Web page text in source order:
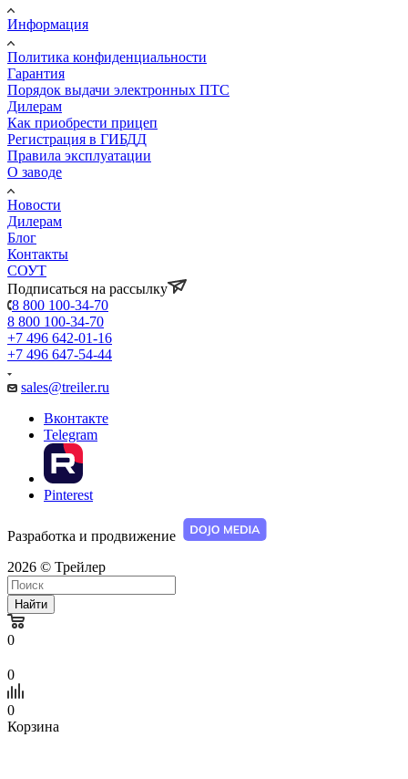
Информация
Политика конфиденциальности
Гарантия
Порядок выдачи электронных ПТС
Дилерам
Как приобрести прицеп
Регистрация в ГИБДД
Правила эксплуатации
О заводе
Новости
Дилерам
Блог
Контакты
СОУТ
Подписаться на рассылку
8 800 100-34-70
8 800 100-34-70
+7 496 642-01-16
+7 496 647-54-44
sales@treiler.ru
Вконтакте
Telegram
Pinterest
Разработка и продвижение
2026 © Трейлер
Найти
0
0
0
Корзина